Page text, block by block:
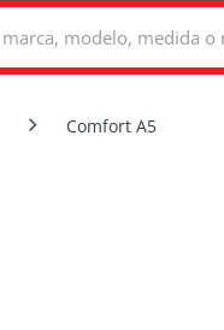
Comfort A5